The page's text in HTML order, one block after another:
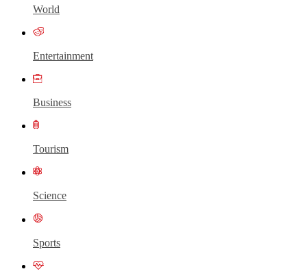
World
Entertainment
Business
Tourism
Science
Sports